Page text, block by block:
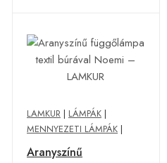
LAMKUR | LÁMPÁK |
MENNYEZETI LÁMPÁK |
Aranyszínű